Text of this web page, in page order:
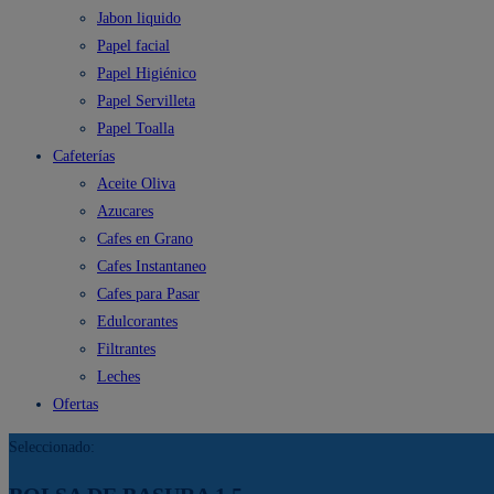
Jabon liquido
Papel facial
Papel Higiénico
Papel Servilleta
Papel Toalla
Cafeterías
Aceite Oliva
Azucares
Cafes en Grano
Cafes Instantaneo
Cafes para Pasar
Edulcorantes
Filtrantes
Leches
Ofertas
Seleccionado: